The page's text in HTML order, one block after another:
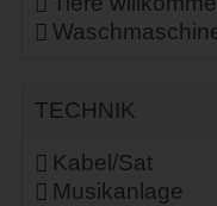
TECHNIK
Kabel/Sat
Musikanlage